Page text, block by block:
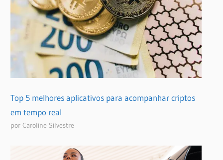
Top 5 melhores aplicativos para acompanhar criptos
em tempo real
por Caroline Silvestre